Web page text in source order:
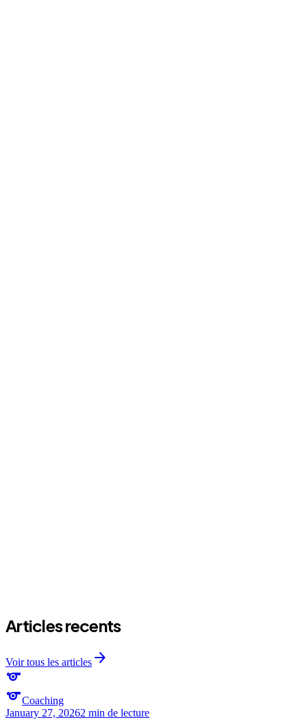
Articles recents
Voir tous les articles arrow_forward
sports
sportsCoaching
January 27, 20262 min de lecture